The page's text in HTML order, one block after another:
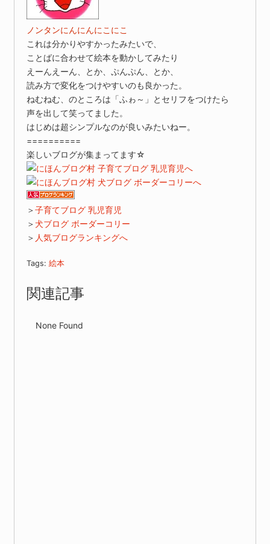
ノンタンにんにんにこにこ
これは分かりやすかったみたいで、
ことばに合わせて絵本を動かしてみたり
えーんえーん、とか、ぷんぷん、とか、
読み方で変化をつけやすいのも良かった。
ねむねむ、のところは「ふゎ～」とセリフをつけたら
声を出して笑ってました。
はじめは超シンプルなのが良いみたいねー。
==========
楽しいブログが集まってます☆
＞子育てブログ 乳児育児
＞犬ブログ ボーダーコリー
＞ 人気ブログランキングへ
Tags:絵本
関連記事
None Found